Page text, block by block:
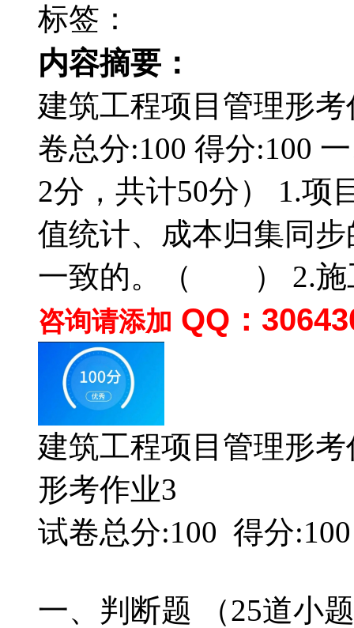
标签：
内容摘要：
建筑工程项目管理形
卷总分:100 得分:100
2分，共计50分） 1.项
值统计、成本归集同
一致的。（ ） 2.施
咨询请添加 QQ：
建筑工程项目管理形
形考作业3
试卷总分:100 得分:100
一、判断题 （25道小